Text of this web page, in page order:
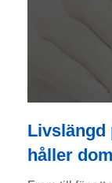
Livslängd
håller